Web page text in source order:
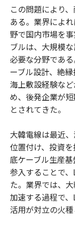
この問題により
ある。業界によ
野で国内市場を
ブルは、大規模
必要な分野であ
ーブル設計、絶
海上敷設経験な
め、後発企業が
とされてきた。
大韓電線は最近
位置付け、投資
底ケーブル生産
参入することで
た。業界では、
加速する過程で
活用が対立の火